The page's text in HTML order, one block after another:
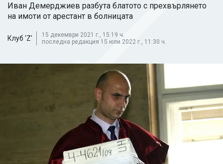
Иван Демерджиев разбута блатото с прехвърлянето
на имоти от арестант в болницата
Клуб 'Z'
15 декември 2021 г., 15:19 ч.
последна редакция 15 юли 2022 г., 11:30 ч.